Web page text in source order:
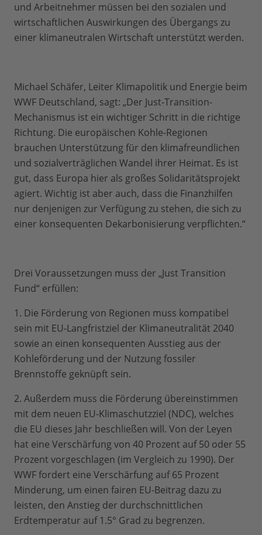
und Arbeitnehmer müssen bei den sozialen und
wirtschaftlichen Auswirkungen des Übergangs zu
einer klimaneutralen Wirtschaft unterstützt werden.
Michael Schäfer, Leiter Klimapolitik und Energie beim
WWF Deutschland, sagt: „Der Just-Transition-
Mechanismus ist ein wichtiger Schritt in die richtige
Richtung. Die europäischen Kohle-Regionen
brauchen Unterstützung für den klimafreundlichen
und sozialverträglichen Wandel ihrer Heimat. Es ist
gut, dass Europa hier als großes Solidaritätsprojekt
agiert. Wichtig ist aber auch, dass die Finanzhilfen
nur denjenigen zur Verfügung zu stehen, die sich zu
einer konsequenten Dekarbonisierung verpflichten.“
Drei Voraussetzungen muss der „Just Transition
Fund“ erfüllen:
1. Die Förderung von Regionen muss kompatibel
sein mit EU-Langfristziel der Klimaneutralität 2040
sowie an einen konsequenten Ausstieg aus der
Kohleförderung und der Nutzung fossiler
Brennstoffe geknüpft sein.
2. Außerdem muss die Förderung übereinstimmen
mit dem neuen EU-Klimaschutzziel (NDC), welches
die EU dieses Jahr beschließen will. Von der Leyen
hat eine Verschärfung von 40 Prozent auf 50 oder 55
Prozent vorgeschlagen (im Vergleich zu 1990). Der
WWF fordert eine Verschärfung auf 65 Prozent
Minderung, um einen fairen EU-Beitrag dazu zu
leisten, den Anstieg der durchschnittlichen
Erdtemperatur auf 1.5° Grad zu begrenzen.